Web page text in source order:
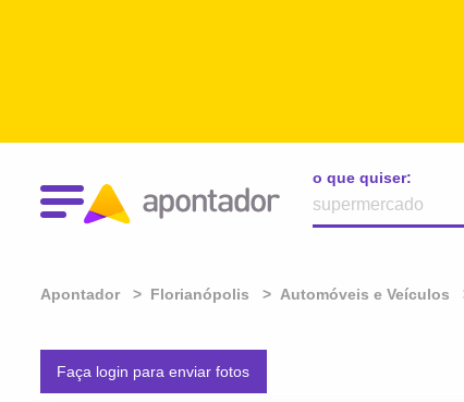
o que quiser:
Apontador Florianópolis Automóveis e Veículos
Faça login para enviar fotos